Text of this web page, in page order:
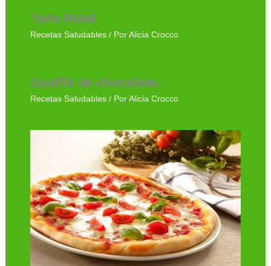
Tarta frutal
Recetas Saludables/ Por Alicia Crocco
Soufflé de chocolate.
Recetas Saludables/ Por Alicia Crocco